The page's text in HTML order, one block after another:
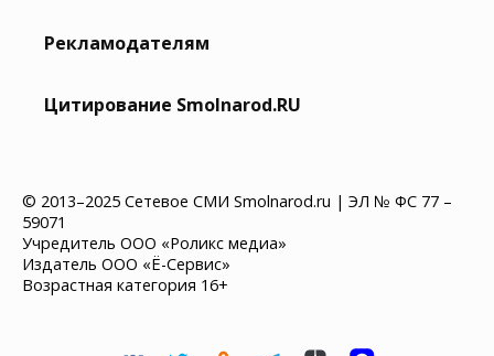
Рекламодателям
Цитирование Smolnarod.RU
© 2013–2025 Сетевое СМИ Smolnarod.ru | ЭЛ № ФС 77 –
59071
Учредитель ООО «Роликс медиа»
Издатель ООО «Ё-Сервис»
Возрастная категория 16+